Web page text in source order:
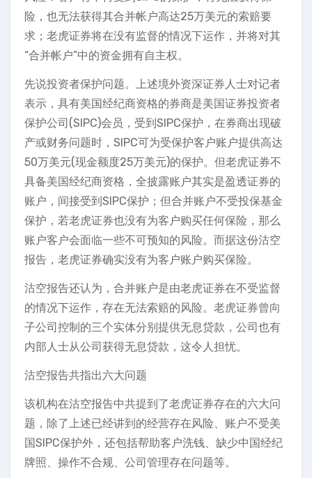
险，也无法获得其合并帐户高达25万美元的索赔要
求；老虎证券将在没有监督的情况下运作，并将对其
“合并帐户”中的资金拥有自主权。
先说投资者保护问题。上述境外资深证券人士对记者
表示，具有美国经纪商资格的券商是美国证券投资者
保护公司(SIPC)会员，受到SIPC保护，在券商出现破
产或财务问题时，SIPC可为受保护客户账户提供高达
50万美元(现金额度25万美元)的保护。但老虎证券不
具备美国经纪商资格，全披露账户其实是盈透证券的
账户，间接受到SIPC保护；但合并账户不受投保基金
保护，若老虎证券也没有为客户购买任何保险，那么
账户客户会面临一些不可预知的风险。而据这份沽空
报告，老虎证券确实没有为客户账户购买保险。
沽空报告还认为，合并账户是由老虎证券在不受监督
的情况下运作，存在无法索赔的风险。老虎证券曾向
子公司控制的三个实体分别提供无息贷款，公司也有
内部人士从公司获得无息贷款，这令人担忧。
沽空报告共指出六大问题
该机构在沽空报告中共提到了老虎证券存在的六大问
题，除了上述已经讲到的经营存在风险、账户不受美
国SIPC保护外，还包括帮助客户洗钱、缺少中国经纪
牌照、操作不合规、公司管理存在问题等。